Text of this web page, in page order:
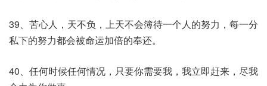
39、苦心人，天不负，上天不会簿待一个人的努力，每一分
私下的努力都会被命运加倍的奉还。
40、任何时候任何情况，只要你需要我，我立即赶来，尽我